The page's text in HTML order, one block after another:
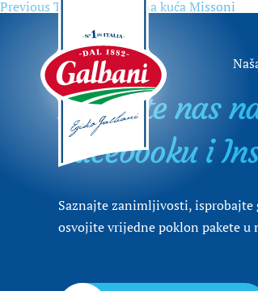
Navigacija
objava
Previous Previous
post:
Talijanska modna kuća Missoni
Posjetite nas
Facebooku i
Saznajte zanimljivosti, isprobajte
osvojite vrijedne poklon pakete u